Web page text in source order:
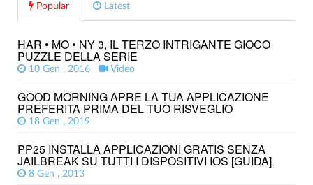
Popular Latest
HAR • MO • NY 3, IL TERZO INTRIGANTE GIOCO
PUZZLE DELLA SERIE
10 Gen , 2016 Video
GOOD MORNING APRE LA TUA APPLICAZIONE
PREFERITA PRIMA DEL TUO RISVEGLIO
18 Gen , 2019
PP25 INSTALLA APPLICAZIONI GRATIS SENZA
JAILBREAK SU TUTTI I DISPOSITIVI IOS [GUIDA]
8 Gen , 2013